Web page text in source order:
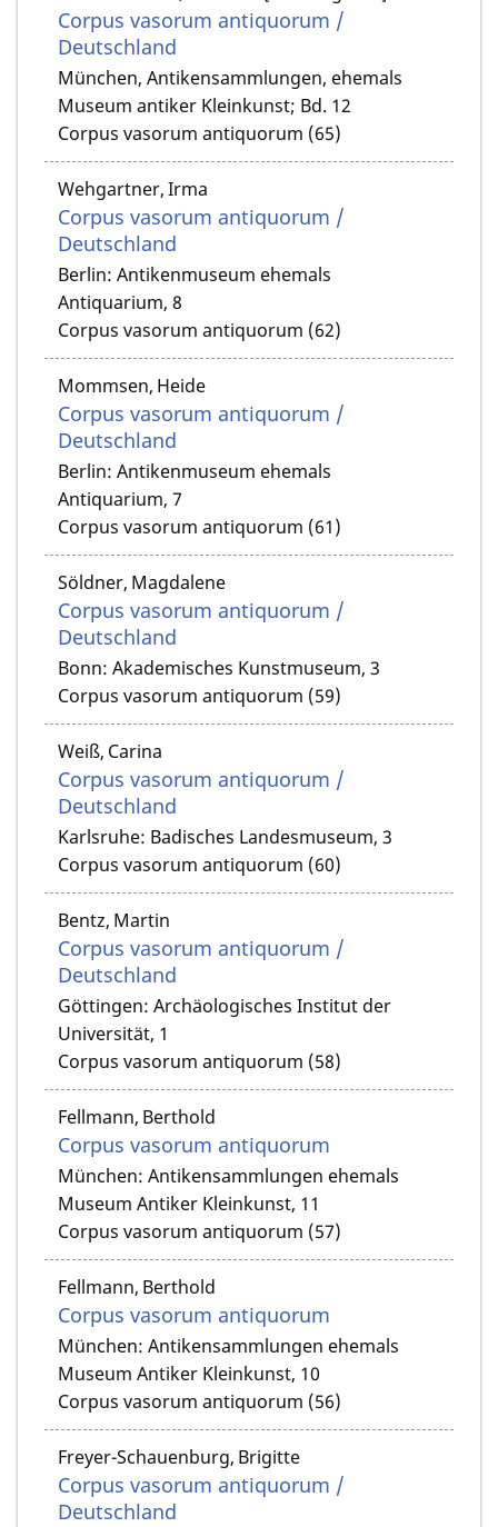
Corpus vasorum antiquorum /
Deutschland
München, Antikensammlungen, ehemals
Museum antiker Kleinkunst; Bd. 12
Corpus vasorum antiquorum (65)
Wehgartner, Irma
Corpus vasorum antiquorum /
Deutschland
Berlin: Antikenmuseum ehemals
Antiquarium, 8
Corpus vasorum antiquorum (62)
Mommsen, Heide
Corpus vasorum antiquorum /
Deutschland
Berlin: Antikenmuseum ehemals
Antiquarium, 7
Corpus vasorum antiquorum (61)
Söldner, Magdalene
Corpus vasorum antiquorum /
Deutschland
Bonn: Akademisches Kunstmuseum, 3
Corpus vasorum antiquorum (59)
Weiß, Carina
Corpus vasorum antiquorum /
Deutschland
Karlsruhe: Badisches Landesmuseum, 3
Corpus vasorum antiquorum (60)
Bentz, Martin
Corpus vasorum antiquorum /
Deutschland
Göttingen: Archäologisches Institut der
Universität, 1
Corpus vasorum antiquorum (58)
Fellmann, Berthold
Corpus vasorum antiquorum
München: Antikensammlungen ehemals
Museum Antiker Kleinkunst, 11
Corpus vasorum antiquorum (57)
Fellmann, Berthold
Corpus vasorum antiquorum
München: Antikensammlungen ehemals
Museum Antiker Kleinkunst, 10
Corpus vasorum antiquorum (56)
Freyer-Schauenburg, Brigitte
Corpus vasorum antiquorum /
Deutschland